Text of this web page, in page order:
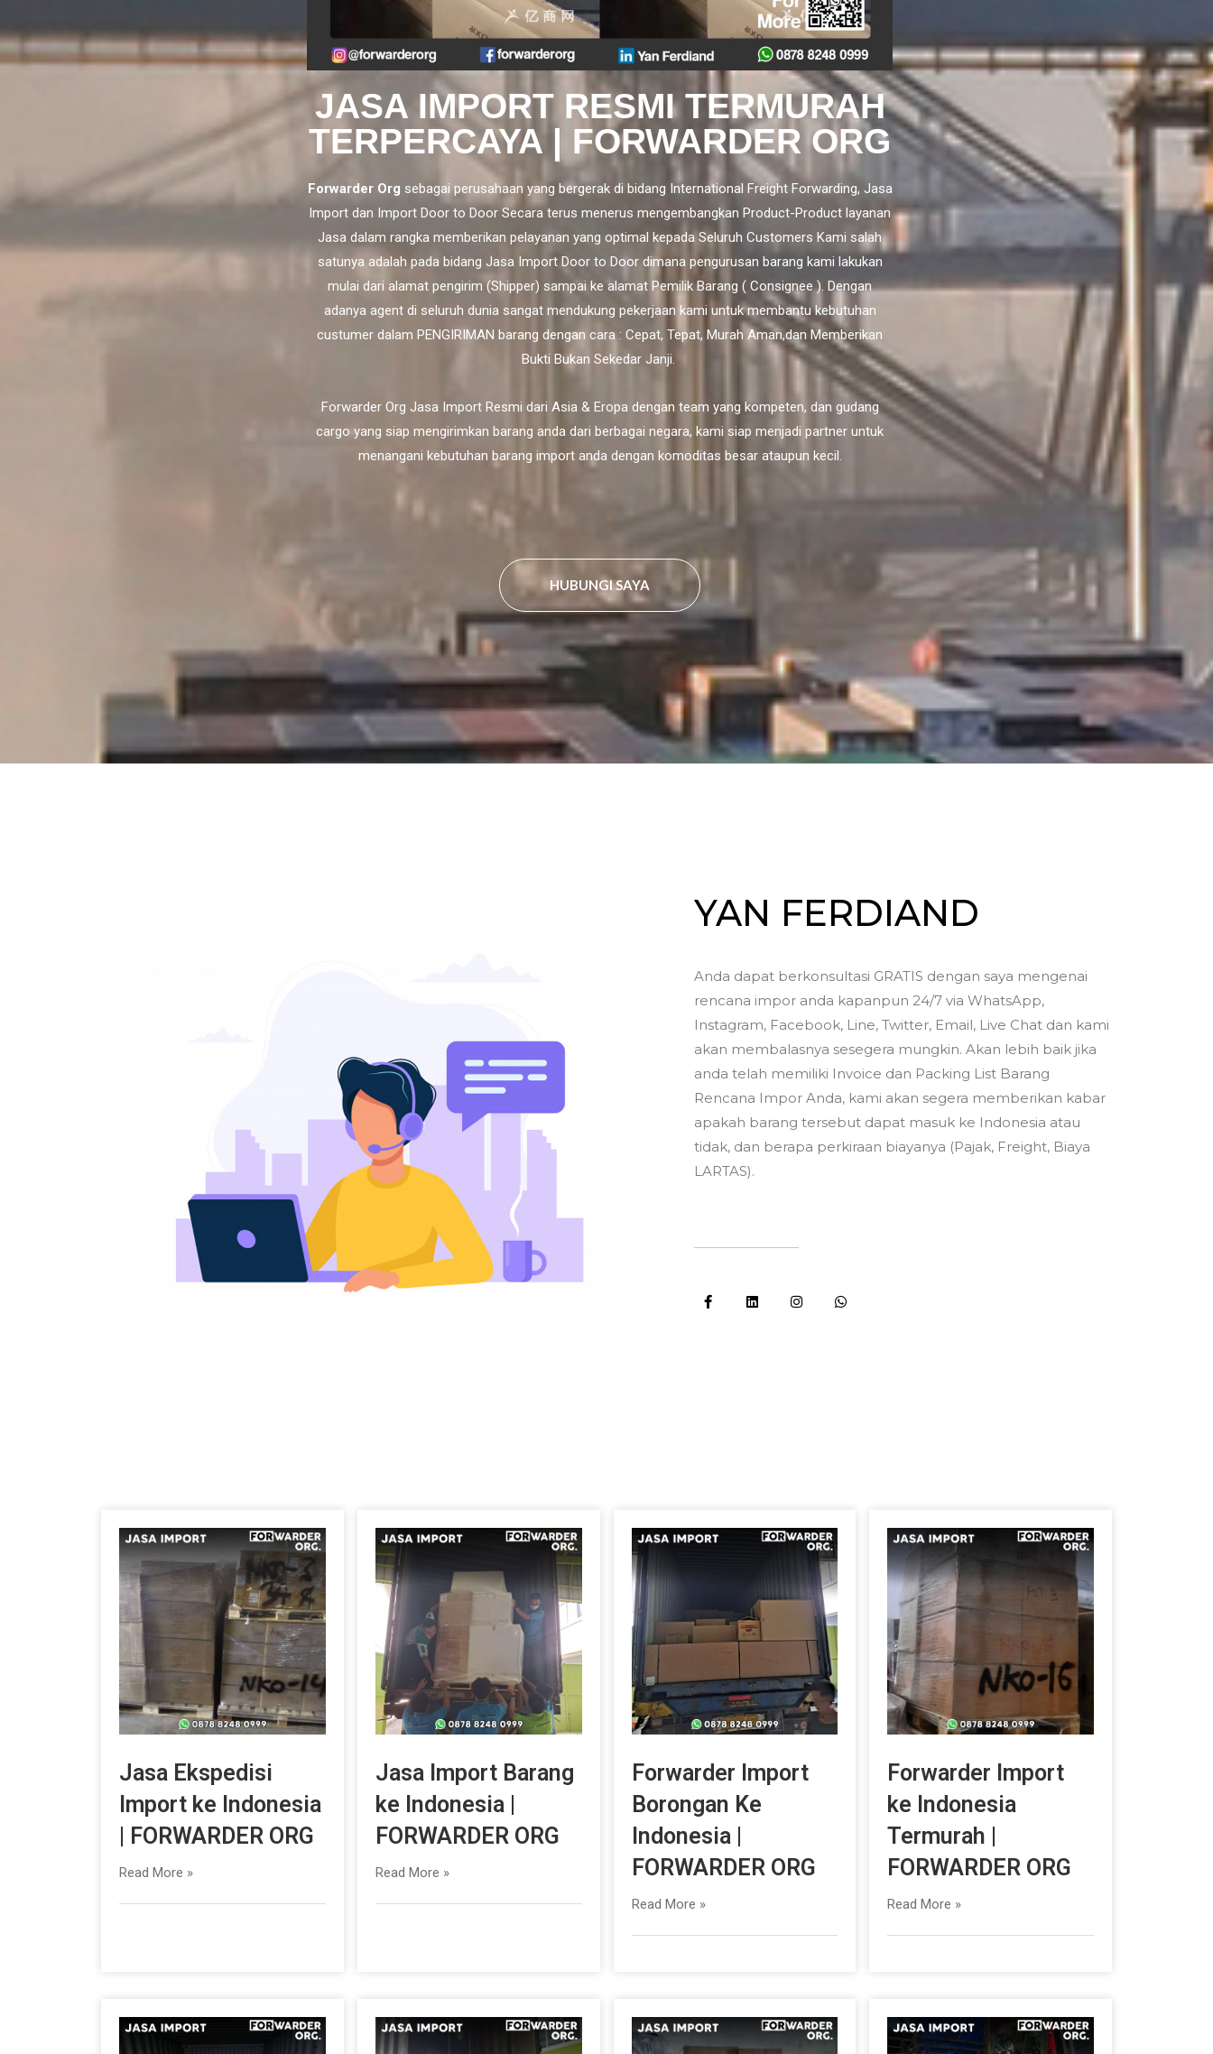
JASA IMPORT RESMI TERMURAH
TERPERCAYA | FORWARDER ORG
Forwarder Org sebagai perusahaan yang bergerak di bidang International Freight Forwarding, Jasa
Import dan Import Door to Door Secara terus menerus mengembangkan Product-Product layanan
Jasa dalam rangka memberikan pelayanan yang optimal kepada Seluruh Customers Kami salah
satunya adalah pada bidang Jasa Import Door to Door dimana pengurusan barang kami lakukan
mulai dari alamat pengirim (Shipper) sampai ke alamat Pemilik Barang ( Consignee ). Dengan
adanya agent di seluruh dunia sangat mendukung pekerjaan kami untuk membantu kebutuhan
custumer dalam PENGIRIMAN barang dengan cara : Cepat, Tepat, Murah Aman,dan Memberikan
Bukti Bukan Sekedar Janji.
Forwarder Org Jasa Import Resmi dari Asia & Eropa dengan team yang kompeten, dan gudang
cargo yang siap mengirimkan barang anda dari berbagai negara, kami siap menjadi partner untuk
menangani kebutuhan barang import anda dengan komoditas besar ataupun kecil.
HUBUNGI SAYA
YAN FERDIAND
Anda dapat berkonsultasi GRATIS dengan saya mengenai
rencana impor anda kapanpun 24/7 via WhatsApp,
Instagram, Facebook, Line, Twitter, Email, Live Chat dan kami
akan membalasnya sesegera mungkin. Akan lebih baik jika
anda telah memiliki Invoice dan Packing List Barang
Rencana Impor Anda, kami akan segera memberikan kabar
apakah barang tersebut dapat masuk ke Indonesia atau
tidak, dan berapa perkiraan biayanya (Pajak, Freight, Biaya
LARTAS).
Jasa Ekspedisi
Import ke Indonesia
| FORWARDER ORG
Read More »
Jasa Import Barang
ke Indonesia |
FORWARDER ORG
Read More »
Forwarder Import
Borongan Ke
Indonesia |
FORWARDER ORG
Read More »
Forwarder Import
ke Indonesia
Termurah |
FORWARDER ORG
Read More »